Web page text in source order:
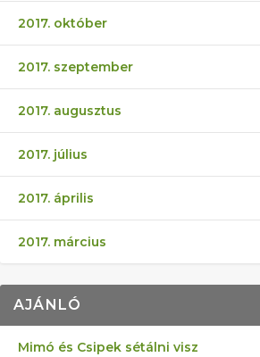
2017. október
2017. szeptember
2017. augusztus
2017. július
2017. április
2017. március
AJÁNLÓ
Mimó és Csipek sétálni visz